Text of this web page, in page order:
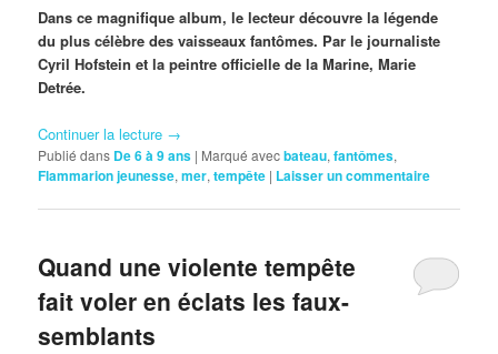
Dans ce magnifique album, le lecteur découvre la légende
du plus célèbre des vaisseaux fantômes. Par le journaliste
Cyril Hofstein et la peintre officielle de la Marine, Marie
Detrée.
Continuer la lecture →
Publié dans De 6 à 9 ans | Marqué avecbateau,fantômes,
Flammarion jeunesse,mer,tempête | Laisser un commentaire
Quand une violente tempête
fait voler en éclats les faux-
semblants